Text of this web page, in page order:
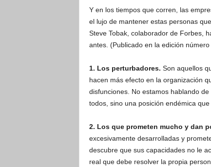
Y en los tiempos que corren, las
el lujo de mantener estas personas
Steve Tobak, colaborador de Forbes,
antes. (Publicado en la edición
1. Los perturbadores. Son aquellos
hacen más efecto en la organización
disfunciones. No estamos hablando
todos, sino una posición endémica
2. Los que prometen mucho y dan
excesivamente desarrolladas y
descubre que sus capacidades no le
real que debe resolver la propia